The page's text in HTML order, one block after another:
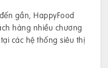
gần, HappyFood
hàng nhiều chương
các hệ thống siêu thị